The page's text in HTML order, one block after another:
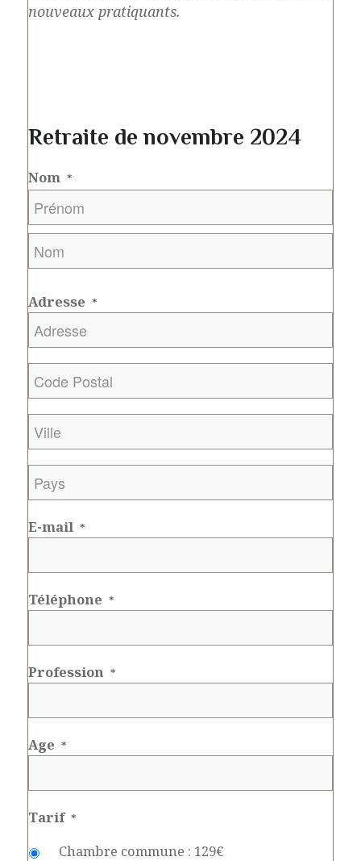
nouveaux pratiquants.
Retraite de novembre 2024
Nom *
Prénom
Adresse *
Code
Postal
Ville
Pays
E-mail *
Téléphone *
Profession *
Age *
Tarif *
Chambre commune : 129€